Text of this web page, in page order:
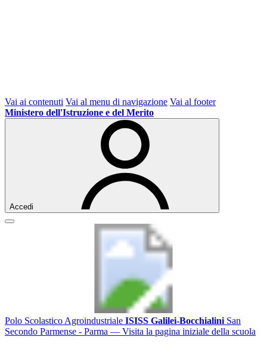
Vai ai contenuti Vai al menu di navigazione Vai al footer
Ministero dell'Istruzione e del Merito
Accedi
Polo Scolastico Agroindustriale ISISS Galilei-Bocchialini San
Secondo Parmense - Parma — Visita la pagina iniziale della scuola